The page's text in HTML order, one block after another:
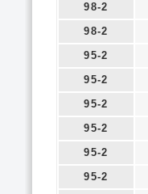
98-2
98-2
95-2
95-2
95-2
95-2
95-2
95-2